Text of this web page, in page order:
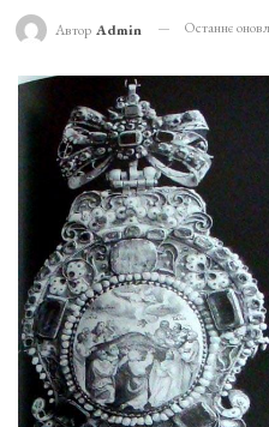
Автор Admin Останнє